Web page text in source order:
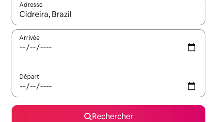
Adresse
Lorsque les résultats s'affichent, utilisez les flèches vers le
Arrivée
Départ
Rechercher